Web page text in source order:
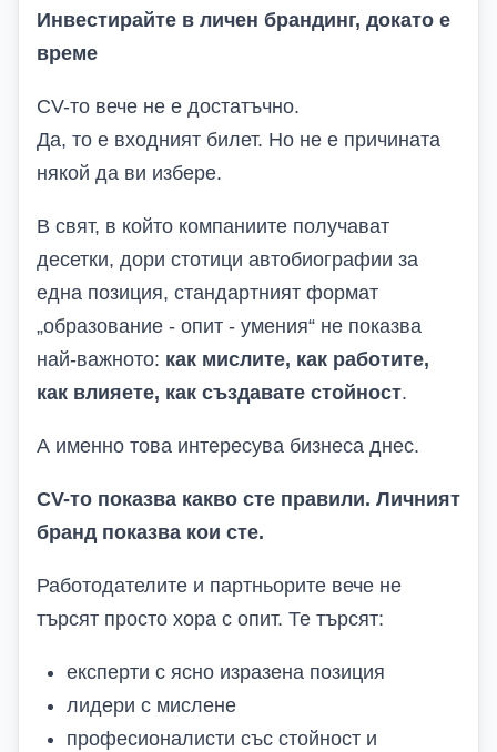
Инвестирайте в личен брандинг, докато е
време
CV-то вече не е достатъчно.
Да, то е входният билет. Но не е причината
някой да ви избере.
В свят, в който компаниите получават
десетки, дори стотици автобиографии за
една позиция, стандартният формат
„образование - опит - умения“ не показва
най-важното: как мислите, как работите,
как влияете, как създавате стойност.
А именно това интересува бизнеса днес.
CV-то показва какво сте правили. Личният
бранд показва кои сте.
Работодателите и партньорите вече не
търсят просто хора с опит. Те търсят:
експерти с ясно изразена позиция
лидери с мислене
професионалисти със стойност и